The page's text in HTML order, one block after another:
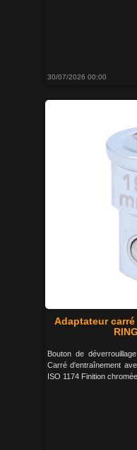
30/07/2026 00:00
Adaptateur
Bouton de
Carré d'entraînement
ISO 1174 Finition